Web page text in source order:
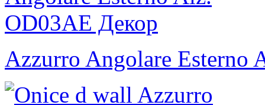
Azzurro Angolare Esterno